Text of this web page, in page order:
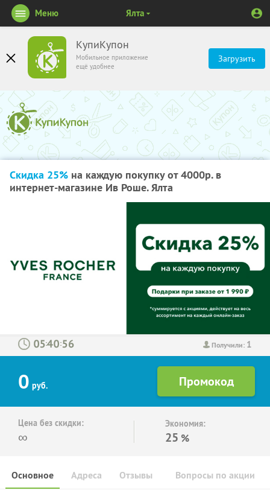
КупиКупон
Мобильное приложение
ещё удобнее
Загрузить
Меню Ялта
Скидка 25% на каждую покупку от 4000р. в
интернет-магазине Ив Роше. Ялта
Получили: 1
: :
0 руб.
Цена без скидки:
∞
Экономия:
25 %
Основное Отзывы Вопросы по акции
Адреса